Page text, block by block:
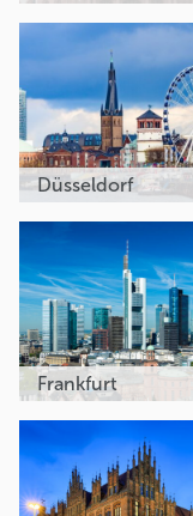
Düsseldorf
Frankfurt